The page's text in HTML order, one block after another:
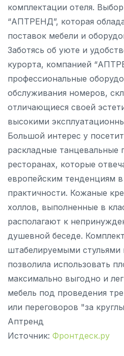
комплектации отеля.
“АПТРЕНД”, которая
поставок мебели и
Заботясь об уюте и
курорта, компанией
профессиональные
обслуживания номеров,
отличающиеся своей
высокими
Большой интерес у
раскладные танцевальные
ресторанах, которые
европейским тенденциям
практичности. Кожаные
холлов, выполненные в
располагают к
душевной беседе.
штабелируемыми
позволила использовать
максимально выгодно и
мебель под проведения
или переговоров "за
Аптренд
Источник: Фронтдеск.ру